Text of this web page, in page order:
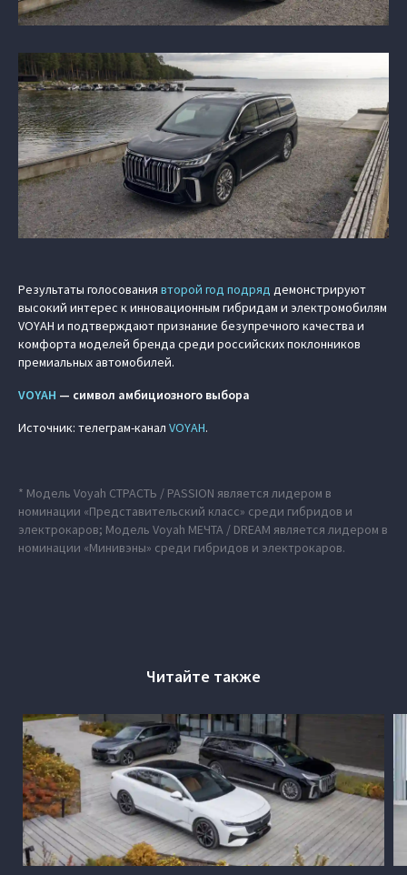
Результаты голосования второй год подряд демонстрируют
высокий интерес к инновационным гибридам и электромобилям
VOYAH и подтверждают признание безупречного качества и
комфорта моделей бренда среди российских поклонников
премиальных автомобилей.
VOYAH — символ амбициозного выбора
Источник: телеграм-канал VOYAH.
* Модель Voyah СТРАСТЬ / PASSION является лидером в
номинации «Представительский класс» среди гибридов и
электрокаров; Модель Voyah МЕЧТА / DREAM является лидером в
номинации «Минивэны» среди гибридов и электрокаров.
Читайте также